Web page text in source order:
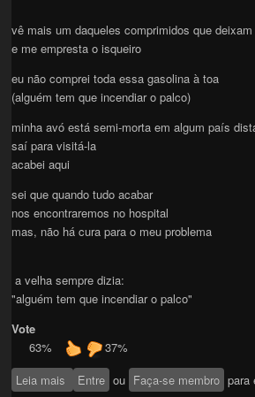
vê mais um daqueles comprimidos que
e me empresta o isqueiro
eu não comprei toda essa gasolina à toa
(alguém tem que incendiar o palco)
minha avó está semi-morta em algum país
saí para visitá-la
acabei aqui
sei que quando tudo acabar
nos encontraremos no hospital
mas, não há cura para o meu problema
a velha sempre dizia:
"alguém tem que incendiar o palco"
Vote
63%
37%
Leia mais sobre lollapalooza
Entre ou Faça-se membro para